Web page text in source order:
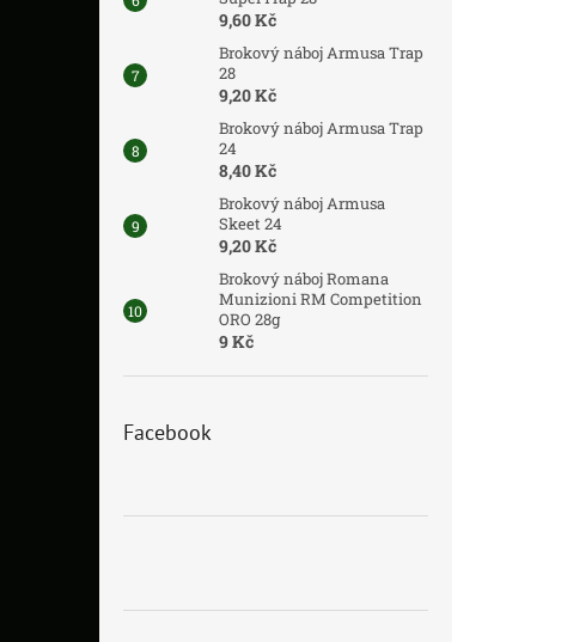
9,60 Kč
Brokový náboj Armusa Trap
28
9,20 Kč
Brokový náboj Armusa Trap
24
8,40 Kč
Brokový náboj Armusa
Skeet 24
9,20 Kč
Brokový náboj Romana
Munizioni RM Competition
ORO 28g
9 Kč
Facebook